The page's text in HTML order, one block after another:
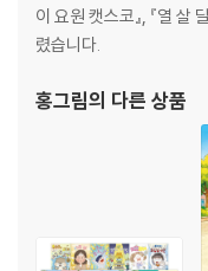
이 요원 캣스코』, 『열 살
렸습니다.
홍그림의 다른 상품